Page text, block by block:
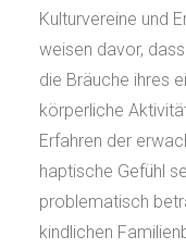
Kulturvereine und
weisen davor,
die Bräuche ihres
körperliche
Erfahren der
haptische Gefühl
problematisch
kindlichen